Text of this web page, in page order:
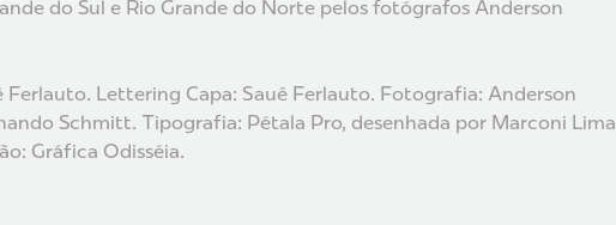
do Sul e Rio Grande do Norte pelos fotógrafos Anderson
Lettering Capa: Sauê Ferlauto. Fotografia: Anderson
Schmitt. Tipografia: Pétala Pro, desenhada por Marconi Lima
Gráfica Odisséia.